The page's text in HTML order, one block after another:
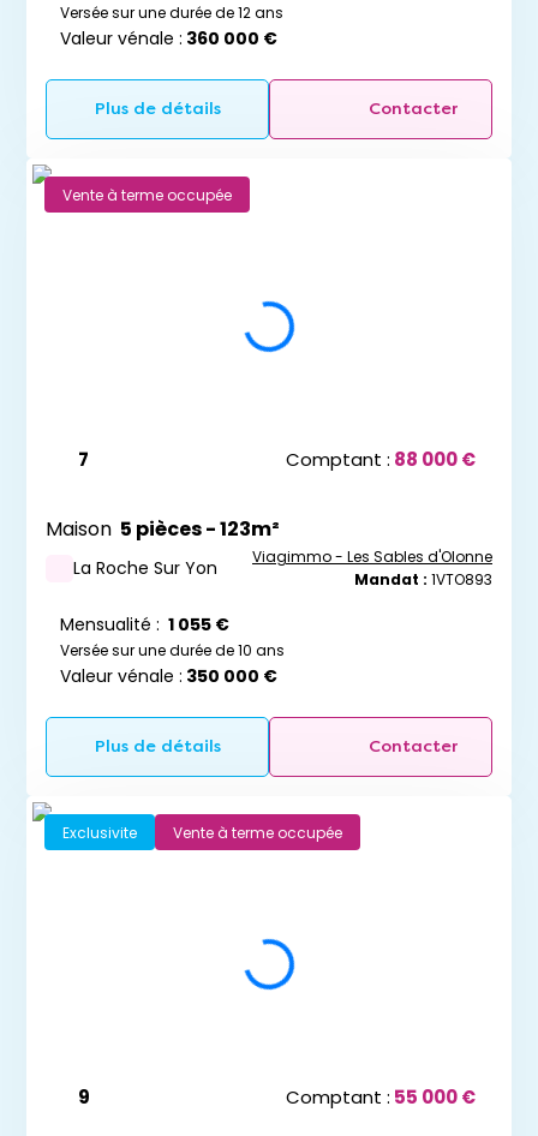
Versée sur une durée de 12 ans
Valeur vénale : 360 000 €
Plus de détails Contacter
Vente à terme occupée
7 Comptant : 88 000 €
Maison 5 pièces - 123m²
La Roche Sur Yon
Viagimmo - Les Sables d'Olonne
Mandat : 1VTO893
Mensualité : 1 055 €
Versée sur une durée de 10 ans
Valeur vénale : 350 000 €
Plus de détails Contacter
Exclusivite Vente à terme occupée
9 Comptant : 55 000 €